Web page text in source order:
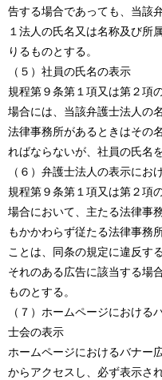
告する場合であっても、当該
１法人の氏名又は名称及び所
りるものとする。
（５）社員の氏名の表示
規程第９条第１項又は第２項
場合には、当該弁護士法人の
法律事務所があるときはその
ればならないが、社員の氏名
（６）弁護士法人の表示にお
規程第９条第１項又は第２項
場合において、主たる法律事
もかかわらず従たる法律事務
ことは、同条の規定に違反す
それのある広告に該当する場
ものとする。
（７）ホームページにおけ
士会の表示
ホームページにおけるバナー
からアクセスし、必ず表示さ